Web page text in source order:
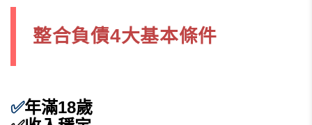
整合負債4大基本條件
✅年滿18歲